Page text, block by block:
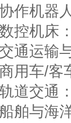
作机器
控机床
交通运输
用车/客
道交通
船舶与海